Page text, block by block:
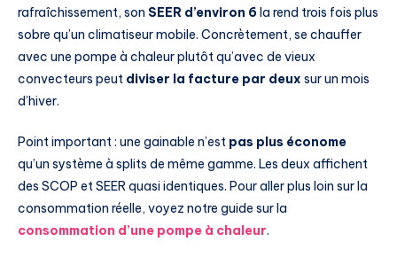
rafraîchissement, son SEER d’environ 6la rend trois fois plus
sobre qu’un climatiseur mobile. Concrètement, se chauffer
avec une pompe à chaleur plutôt qu’avec de vieux
convecteurs peut diviser la facture par deux sur un mois
d’hiver.
Point important : une gainable n’est pas plus économe
qu’un système à splits de même gamme. Les deux affichent
des SCOP et SEER quasi identiques. Pour aller plus loin sur la
consommation réelle, voyez notre guide sur la
consommation d’une pompe à chaleur.